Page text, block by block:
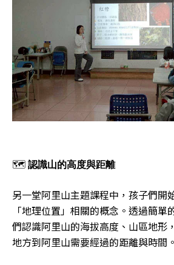
🗺️ 認識山的高度與距離
另一堂阿里山主題課程中，孩子們開
「地理位置」相關的概念。透過簡單
們認識阿里山的海拔高度、山區地形
地方到阿里山需要經過的距離與時間。